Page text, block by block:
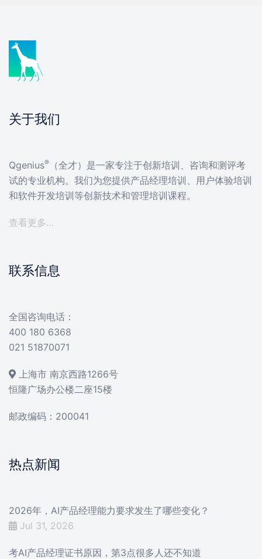
关于我们
Qgenius®
（全才）是一家专注于创新培训、咨询和测评考
试的专业机构。我们为您提供产品经理培训、用户体验培训
和软件开发培训等创新技术和管理培训课程。
查看更多…
联系信息
全国咨询电话：
400 180 6368
021 51870071
上海市 南京西路1266号
恒隆广场办公楼二座15楼
邮政编码：200041
热点新闻
2026年，AI产品经理能力要求发生了哪些变化？
Jul 31, 2026
考AI产品经理证书原因，第3点很多人还不知道